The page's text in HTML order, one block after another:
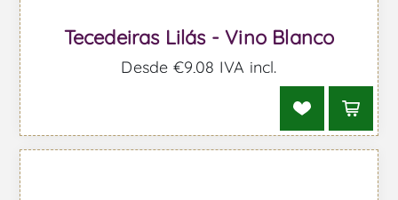
Tecedeiras Lilás - Vino Blanco
Desde €9,08 IVA incl.